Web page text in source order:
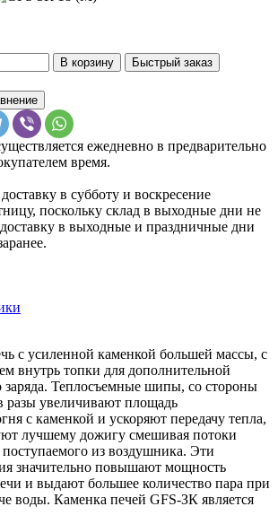
В корзину
Быстрый заказ
ежедневно в предварительно
время.
в субботу и воскресение
поскольку склад в выходные дни не
в выходные и праздничные дни
с усиленной каменкой большей массы, с
внутрь топки для дополнительной
заряда. Теплосъемные шипы, со стороны
разы увеличивают площадь
с каменкой и ускоряют передачу тепла,
лучшему дожигу смешивая потоки
из воздушника. Эти
значительно повышают мощность
и выдают большее количество пара при
воды. Каменка печей GFS-ЗК является